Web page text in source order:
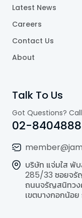
Latest News
Careers
Contact Us
About
Talk To Us
Got Questions?
02-8404888
บริษัท แจ่มใส พั
285/33 ซอยจรั
ถนนจรัญสนิทวง
เขตบางกอกน้อ